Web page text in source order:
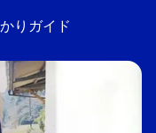
りガイド